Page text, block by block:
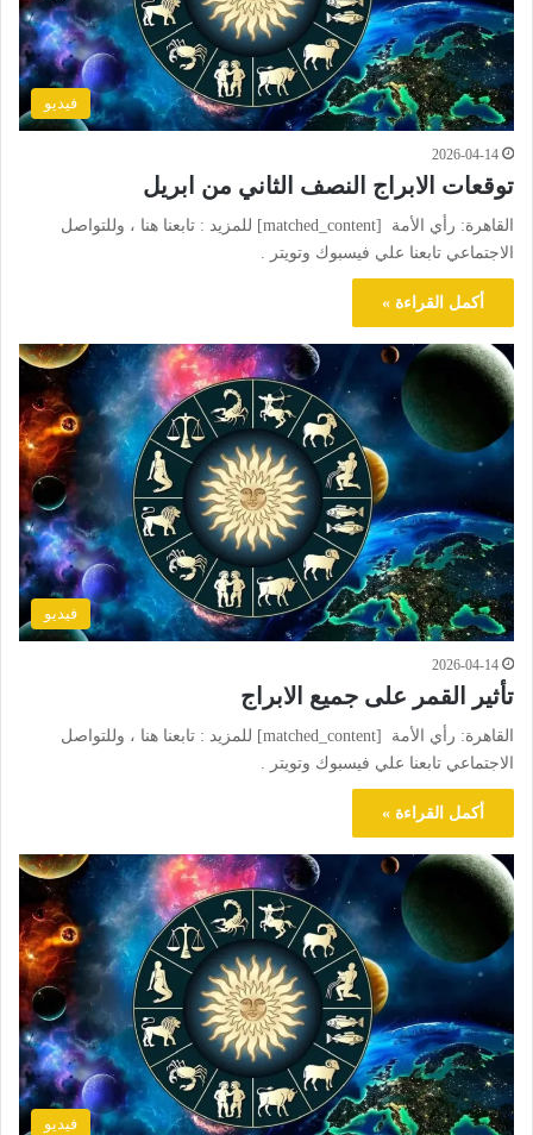
فيديو
2026-04-14
توقعات الابراج النصف الثاني من ابريل
القاهرة: رأي الأمة [matched_content] للمزيد : تابعنا هنا ، وللتواصل
الاجتماعي تابعنا علي فيسبوك وتويتر .
أكمل القراءة »
فيديو
2026-04-14
تأثير القمر على جميع الابراج
القاهرة: رأي الأمة [matched_content] للمزيد : تابعنا هنا ، وللتواصل
الاجتماعي تابعنا علي فيسبوك وتويتر .
أكمل القراءة »
فيديو